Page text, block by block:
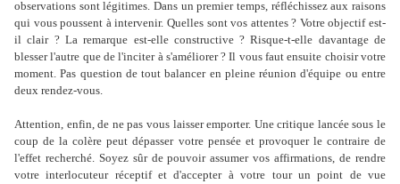
observations sont légitimes. Dans un premier temps, réfléchissez aux raisons
qui vous poussent à intervenir. Quelles sont vos attentes ? Votre objectif est-
il clair ? La remarque est-elle constructive ? Risque-t-elle davantage de
blesser l'autre que de l'inciter à s'améliorer ? Il vous faut ensuite choisir votre
moment. Pas question de tout balancer en pleine réunion d'équipe ou entre
deux rendez-vous.
Attention, enfin, de ne pas vous laisser emporter. Une critique lancée sous le
coup de la colère peut dépasser votre pensée et provoquer le contraire de
l'effet recherché. Soyez sûr de pouvoir assumer vos affirmations, de rendre
votre interlocuteur réceptif et d'accepter à votre tour un point de vue